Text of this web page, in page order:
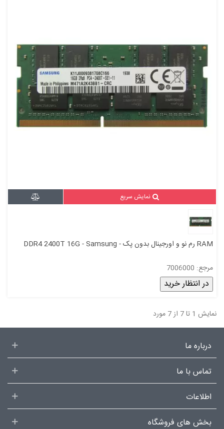
نمایش سریع
RAM رم نو و اورجینال بدون پک - DDR4 2400T 16G - Samsung
مرجع: 7006000
در انتظار خرید
نمایش 1 تا 7 از 7 مورد
درباره ما
تماس با ما
اطلاعات
بخش های فروشگاه